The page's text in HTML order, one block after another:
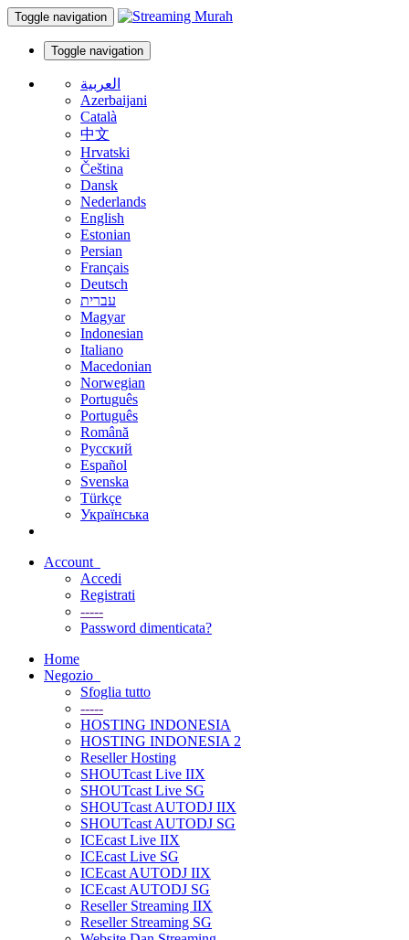
Toggle navigation
Toggle navigation
العربية
Azerbaijani
Català
中文
Hrvatski
Čeština
Dansk
Nederlands
English
Estonian
Persian
Français
Deutsch
עברית
Magyar
Indonesian
Italiano
Macedonian
Norwegian
Português
Português
Română
Русский
Español
Svenska
Türkçe
Українська
Account
Accedi
Registrati
-----
Password dimenticata?
Home
Negozio
Sfoglia tutto
-----
HOSTING INDONESIA
HOSTING INDONESIA 2
Reseller Hosting
SHOUTcast Live IIX
SHOUTcast Live SG
SHOUTcast AUTODJ IIX
SHOUTcast AUTODJ SG
ICEcast Live IIX
ICEcast Live SG
ICEcast AUTODJ IIX
ICEcast AUTODJ SG
Reseller Streaming IIX
Reseller Streaming SG